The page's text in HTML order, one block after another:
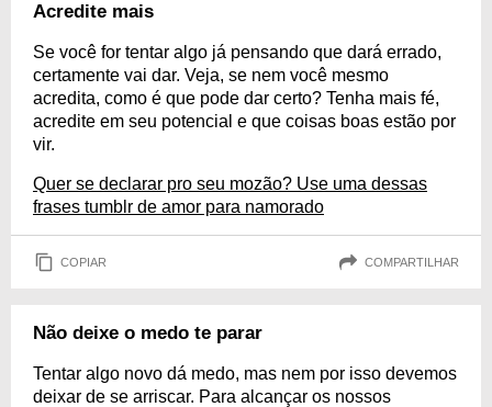
Acredite mais
Se você for tentar algo já pensando que dará errado,
certamente vai dar. Veja, se nem você mesmo
acredita, como é que pode dar certo? Tenha mais fé,
acredite em seu potencial e que coisas boas estão por
vir.
Quer se declarar pro seu mozão? Use uma dessas
frases tumblr de amor para namorado
COPIAR COMPARTILHAR
Não deixe o medo te parar
Tentar algo novo dá medo, mas nem por isso devemos
deixar de se arriscar. Para alcançar os nossos